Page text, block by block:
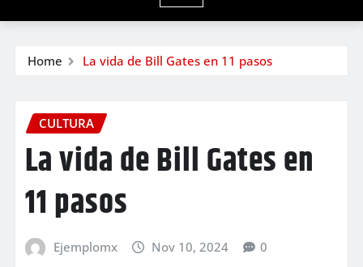
Home La vida de Bill Gates en 11 pasos
CULTURA
La vida de Bill Gates en
11 pasos
Ejemplomx Nov 10, 2024 0